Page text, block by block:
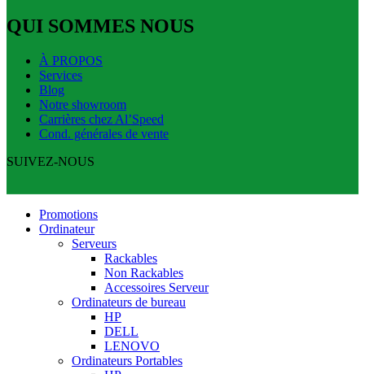
QUI SOMMES NOUS
À PROPOS
Services
Blog
Notre showroom
Carrières chez Al’Speed
Cond. générales de vente
SUIVEZ-NOUS
Promotions
Ordinateur
Serveurs
Rackables
Non Rackables
Accessoires Serveur
Ordinateurs de bureau
HP
DELL
LENOVO
Ordinateurs Portables